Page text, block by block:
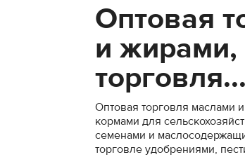
Оптовая
и жирами,
торговля...
Оптовая торговля маслами
кормами для
семенами и
торговле удобрениями,